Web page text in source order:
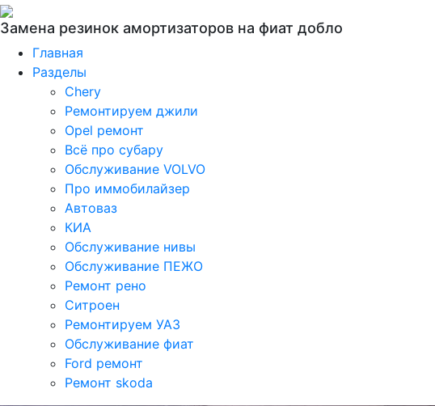
Замена резинок амортизаторов на фиат добло
Главная
Разделы
Chery
Ремонтируем джили
Opel ремонт
Всё про субару
Обслуживание VOLVO
Про иммобилайзер
Автоваз
КИА
Обслуживание нивы
Обслуживание ПЕЖО
Ремонт рено
Ситроен
Ремонтируем УАЗ
Обслуживание фиат
Ford ремонт
Ремонт skoda